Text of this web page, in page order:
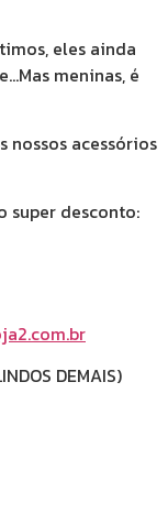
eles ainda
meninas, é
nossos acessórios
super desconto:
DEMAIS)